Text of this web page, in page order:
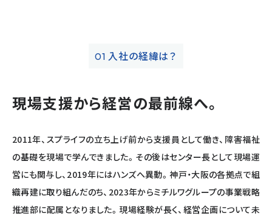
01 入社の経緯は？
現場支援から経営の最前線へ。
2011年、スプライフの立ち上げ前から支援員として働き、障害福祉
の基礎を現場で学んできました。その後はセンター長として現場運
営にも関与し、2019年にはハンズへ異動。神戸・大阪の各拠点で組
織再建に取り組んだのち、2023年からミチルワグループの事業戦略
推進部に配属となりました。現場経験が長く、経営企画について未